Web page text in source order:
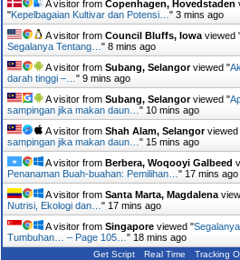
A visitor from Copenhagen, Hovedstaden
"Kepelbagaian Kultivar dan Potensi… " 3 mins ago
A visitor from Council Bluffs, Iowaviewed
Segalanya Tentang… " 8 mins ago
A visitor from Subang, Selangorviewed "
darah tinggi –… " 9 mins ago
A visitor from Subang, Selangorviewed "
sampingan jika makan daun… " 10 mins ago
A visitor from Shah Alam, Selangorviewed
sampingan jika makan daun… " 15 mins ago
A visitor from Berbera, Woqooyi Galbeed
Penanaman Buah-buahan: Pemilihan… " 17 mins ago
A visitor from Santa Marta, Magdalena
Nutrisi, Ekologi dan… " 17 mins ago
A visitor from Singaporeviewed "
Tumbuhan… – Page 105… " 18 mins ago
Get Script Real Time Tracking